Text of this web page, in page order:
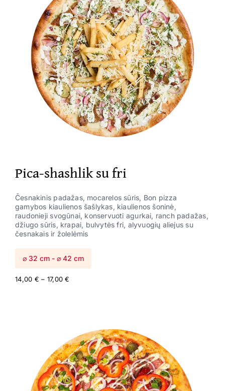
Pica-shashlik su fri
Česnakinis padažas, mocarelos sūris, Bon pizza
gamybos kiaulienos šašlykas, kiaulienos šoninė,
raudonieji svogūnai, konservuoti agurkai, ranch padažas,
džiugo sūris, krapai, bulvytės fri, alyvuogių aliejus su
česnakais ir žolelėmis
⌀ 32 cm - ⌀ 42 cm
14,00 € – 17,00€